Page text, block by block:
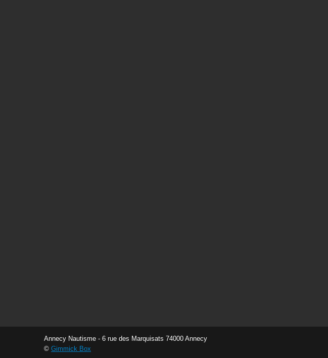
Annecy Nautisme - 6 rue des Marquisats 74000 Annecy
© Gimmick Box